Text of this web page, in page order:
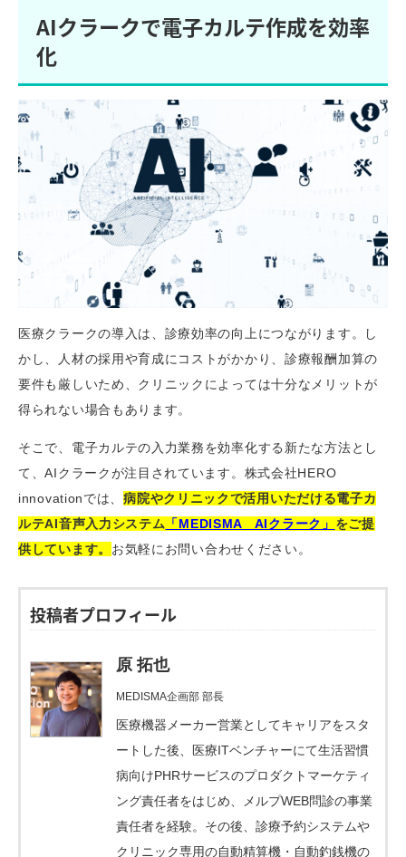
AIクラークで電子カルテ作成を効率
化
医療クラークの導入は、診療効率の向上につながります。し
かし、人材の採用や育成にコストがかかり、診療報酬加算の
要件も厳しいため、クリニックによっては十分なメリットが
得られない場合もあります。
そこで、電子カルテの入力業務を効率化する新たな方法とし
て、AIクラークが注目されています。株式会社HERO
innovationでは、病院やクリニックで活用いただける電子カ
ルテAI音声入力システム 「MEDISMA AIクラーク」 をご提
供しています。 お気軽にお問い合わせください。
投稿者プロフィール
原 拓也
MEDISMA企画部 部長
医療機器メーカー営業としてキャリアをスタ
ートした後、医療ITベンチャーにて生活習慣
病向けPHRサービスのプロダクトマーケティ
ング責任者をはじめ、メルプWEB問診の事業
責任者を経験。その後、診療予約システムや
クリニック専用の自動精算機・自動釣銭機の